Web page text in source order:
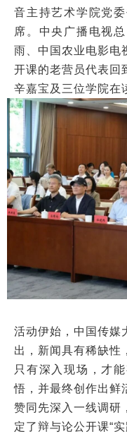
音主持艺术学院党
席。中央广播电视
雨、中国农业电影电
开课的老营员代表回
辛嘉宝及三位学院在
活动伊始，中国传媒
出，新闻具有稀缺性
只有深入现场，才
悟，并最终创作出鲜
赞同先深入一线调研
定了辩与论公开课“